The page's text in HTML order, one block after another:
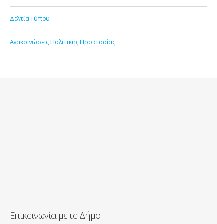
Δελτία Τύπου
Ανακοινώσεις Πολιτικής Προστασίας
Επικοινωνία με το Δήμο